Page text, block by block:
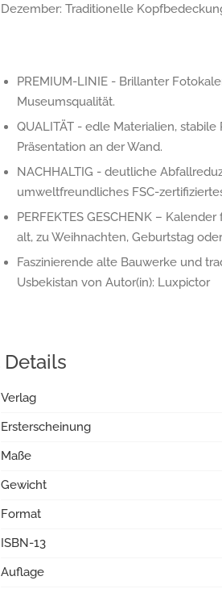
Dezember: Traditionelle
PREMIUM-LINIE - Brillanter
Museumsqualität.
QUALITÄT - edle Materialien,
Präsentation an der Wand.
NACHHALTIG - deutliche
umweltfreundliches FSC-
PERFEKTES GESCHENK –
alt, zu Weihnachten, Geburtstag
Faszinierende alte Bauwerke und
Usbekistan von Autor(in): Luxpictor
Details
Verlag
Ersterscheinung
Maße
Gewicht
Format
ISBN-13
Auflage